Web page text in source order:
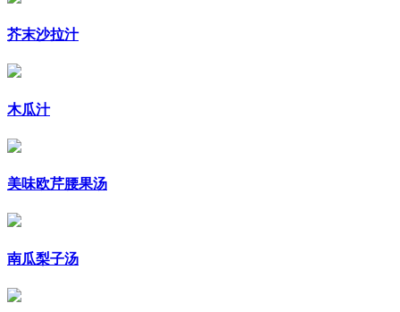
芥末沙拉汁
木瓜汁
美味欧芹腰果汤
南瓜梨子汤